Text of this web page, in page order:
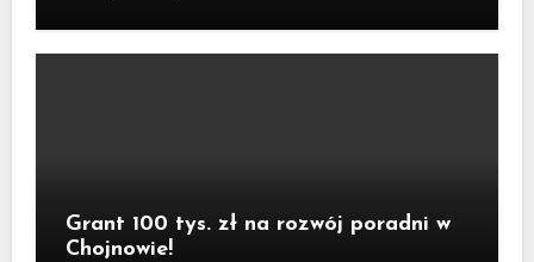
Grant 100 tys. zł na rozwój poradni w
Chojnowie!